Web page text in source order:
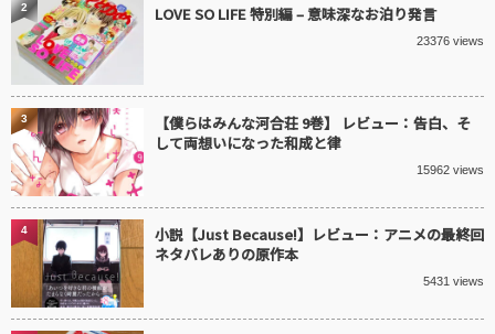
LOVE SO LIFE 特別編 – 意味深なお泊り発言
23376 views
2
【僕らはみんな河合荘 9巻】 レビュー：告白、そ
して両想いになった和成と律
15962 views
3
小説【Just Because!】レビュー：アニメの最終回
ネタバレありの原作本
5431 views
4